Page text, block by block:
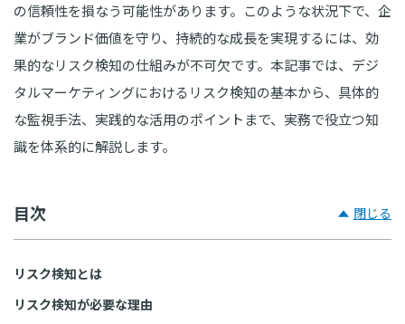
の信頼性を損なう可能性があります。このような状況下で、企
業がブランド価値を守り、持続的な成長を実現するには、効
果的なリスク検知の仕組みが不可欠です。本記事では、デジ
タルマーケティングにおけるリスク検知の基本から、具体的
な監視手法、実践的な活用のポイントまで、実務で役立つ知
識を体系的に解説します。
目次 閉じる
リスク検知とは
リスク検知が必要な理由